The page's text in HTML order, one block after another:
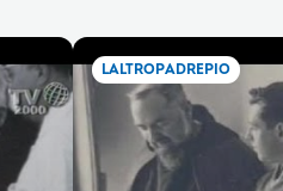
LALTROPADREPIO